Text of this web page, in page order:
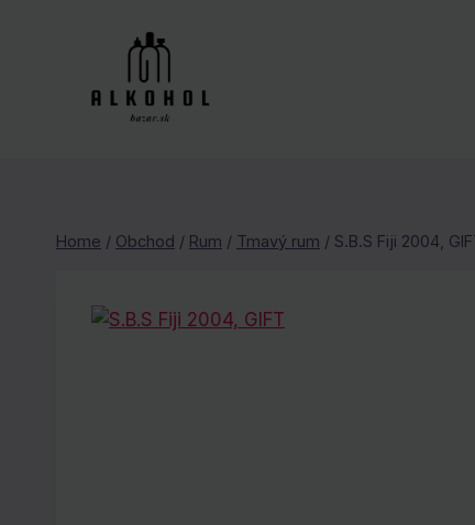
Home / Obchod / Rum / Tmavý rum / S.B.S Fiji 2004,